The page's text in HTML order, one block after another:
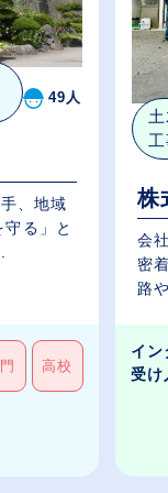
49人
る」と
高校
株
会
密
路
イ
受け